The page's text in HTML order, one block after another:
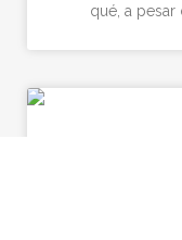
qué, a